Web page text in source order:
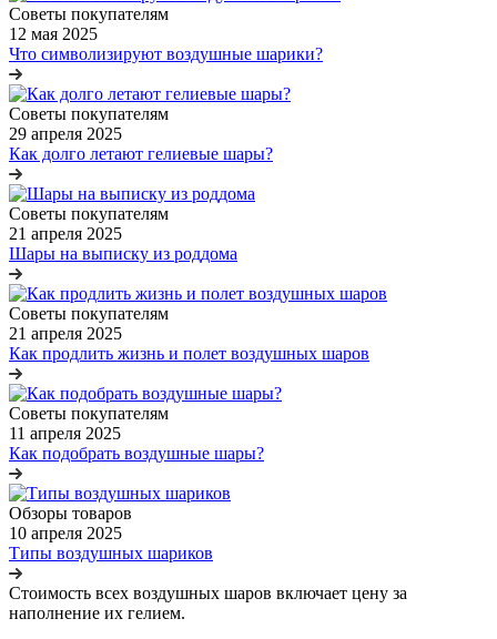
Советы покупателям
12 мая 2025
Что символизируют воздушные шарики?
Советы покупателям
29 апреля 2025
Как долго летают гелиевые шары?
Советы покупателям
21 апреля 2025
Шары на выписку из роддома
Советы покупателям
21 апреля 2025
Как продлить жизнь и полет воздушных шаров
Советы покупателям
11 апреля 2025
Как подобрать воздушные шары?
Обзоры товаров
10 апреля 2025
Типы воздушных шариков
Стоимость всех воздушных шаров включает цену за
наполнение их гелием.